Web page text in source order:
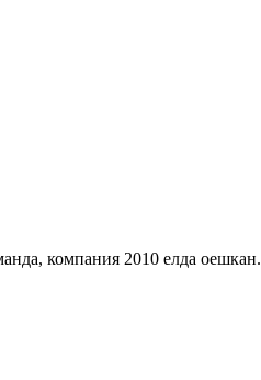
компания 2010 елда оешкан.